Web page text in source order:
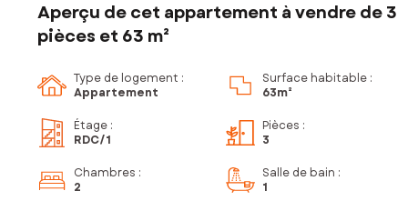
Aperçu de cet appartement à vendre de 3
pièces et 63 m²
Type de logement :
Appartement
Surface habitable :
63m²
Étage :
RDC/1
Pièces :
3
Chambres :
2
Salle de bain :
1